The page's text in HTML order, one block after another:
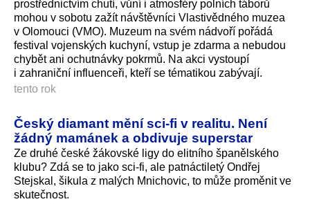
prostřednictvím chutí, vůní i atmosféry polních táborů
mohou v sobotu zažít návštěvníci Vlastivědného muzea
v Olomouci (VMO). Muzeum na svém nádvoří pořádá
festival vojenských kuchyní, vstup je zdarma a nebudou
chybět ani ochutnávky pokrmů. Na akci vystoupí
i zahraniční influenceři, kteří se tématikou zabývají.
tento rok
Český diamant mění sci-fi v realitu. Není
žádný mamánek a obdivuje superstar
Ze druhé české žákovské ligy do elitního španělského
klubu? Zdá se to jako sci-fi, ale patnáctiletý Ondřej
Stejskal, šikula z malých Mnichovic, to může proměnit ve
skutečnost.